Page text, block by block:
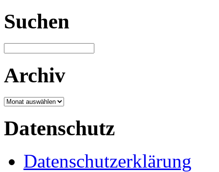
Suchen
Archiv
Archiv
Datenschutz
Datenschutzerklärung